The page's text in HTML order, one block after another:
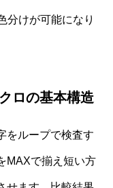
分けが可能になり
ロの基本構造
をループで検査す
MAXで揃え短い方